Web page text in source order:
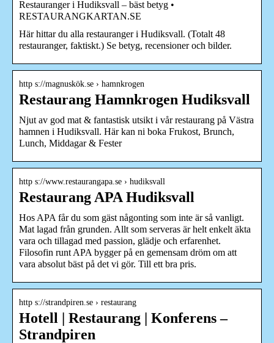
Restauranger i Hudiksvall – bäst betyg •
RESTAURANGKARTAN.SE
Här hittar du alla restauranger i Hudiksvall. (Totalt 48
restauranger, faktiskt.) Se betyg, recensioner och bilder.
http s://magnuskök.se › hamnkrogen
Restaurang Hamnkrogen Hudiksvall
Njut av god mat & fantastisk utsikt i vår restaurang på Västra
hamnen i Hudiksvall. Här kan ni boka Frukost, Brunch,
Lunch, Middagar & Fester
http s://www.restaurangapa.se › hudiksvall
Restaurang APA Hudiksvall
Hos APA får du som gäst någonting som inte är så vanligt.
Mat lagad från grunden. Allt som serveras är helt enkelt äkta
vara och tillagad med passion, glädje och erfarenhet.
Filosofin runt APA bygger på en gemensam dröm om att
vara absolut bäst på det vi gör. Till ett bra pris.
http s://strandpiren.se › restaurang
Hotell | Restaurang | Konferens –
Strandpiren